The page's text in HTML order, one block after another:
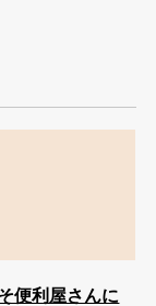
便利屋さんに